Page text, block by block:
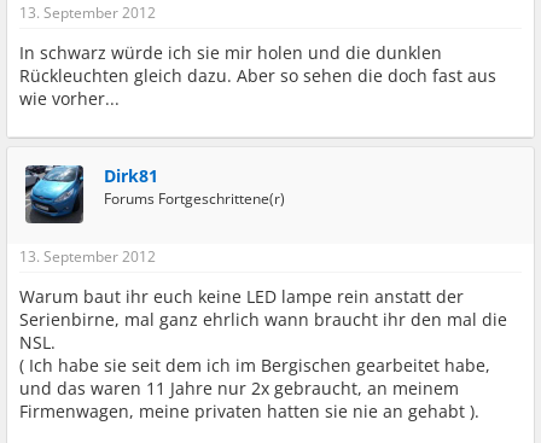
13. September 2012
In schwarz würde ich sie mir holen und die dunklen
Rückleuchten gleich dazu. Aber so sehen die doch fast aus
wie vorher...
Dirk81
Forums Fortgeschrittene(r)
13. September 2012
Warum baut ihr euch keine LED lampe rein anstatt der
Serienbirne, mal ganz ehrlich wann braucht ihr den mal die
NSL.
( Ich habe sie seit dem ich im Bergischen gearbeitet habe,
und das waren 11 Jahre nur 2x gebraucht, an meinem
Firmenwagen, meine privaten hatten sie nie an gehabt ).